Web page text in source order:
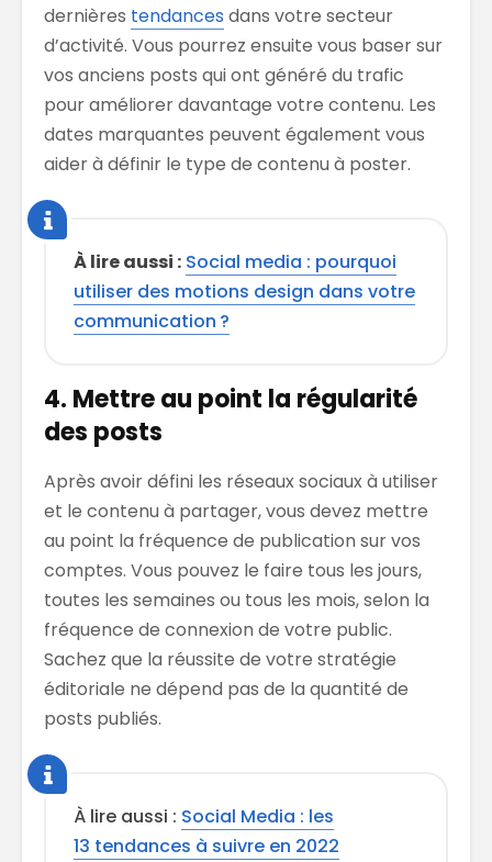
dernières tendances dans votre secteur
d’activité. Vous pourrez ensuite vous baser sur
vos anciens posts qui ont généré du trafic
pour améliorer davantage votre contenu. Les
dates marquantes peuvent également vous
aider à définir le type de contenu à poster.
À lire aussi : Social media : pourquoi
utiliser des motions design dans votre
communication ?
4. Mettre au point la régularité
des posts
Après avoir défini les réseaux sociaux à utiliser
et le contenu à partager, vous devez mettre
au point la fréquence de publication sur vos
comptes. Vous pouvez le faire tous les jours,
toutes les semaines ou tous les mois, selon la
fréquence de connexion de votre public.
Sachez que la réussite de votre stratégie
éditoriale ne dépend pas de la quantité de
posts publiés.
À lire aussi : Social Media : les
13 tendances à suivre en 2022